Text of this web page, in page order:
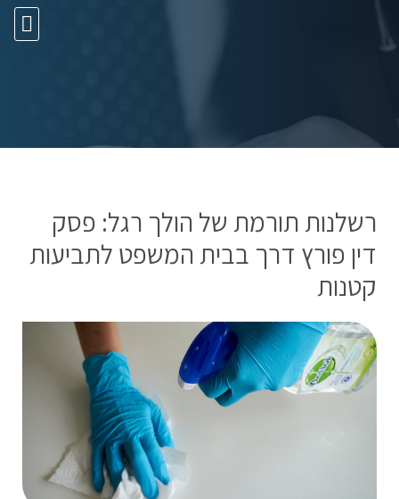
רשלנות תורמת של הולך רגל: פסק
דין פורץ דרך בבית המשפט לתביעות
קטנות